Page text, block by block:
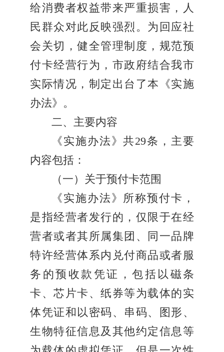
给消费者权益带来严重损害，人
民群众对此反映强烈。为回应社
会关切，健全管理制度，规范预
付卡经营行为，市政府结合我市
实际情况，制定出台了本《实施
办法》。
二、主要内容
《实施办法》共29条，主要
内容包括：
（一）关于预付卡范围
《实施办法》所称预付卡，
是指经营者发行的，仅限于在经
营者或者其所属集团、同一品牌
特许经营体系内兑付商品或者服
务的预收款凭证，包括以磁条
卡、芯片卡、纸券等为载体的实
体凭证和以密码、串码、图形、
生物特征信息及其他约定信息等